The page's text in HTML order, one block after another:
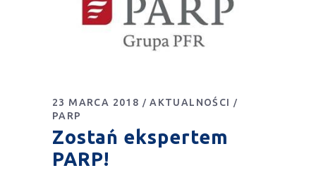
23 MARCA 2018
AKTUALNOŚCI
PARP
Zostań ekspertem
PARP!